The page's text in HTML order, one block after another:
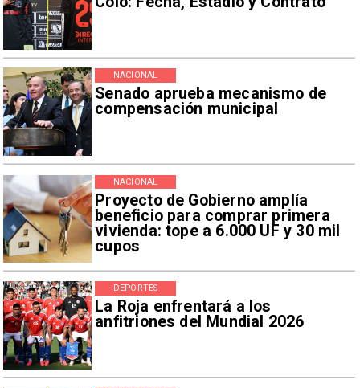
Senado aprueba mecanismo de
compensación municipal
NACIONAL
Proyecto de Gobierno amplía
beneficio para comprar primera
vivienda: tope a 6.000 UF y 30 mil
cupos
NACIONAL
La Roja enfrentará a los
anfitriones del Mundial 2026
DEPORTES